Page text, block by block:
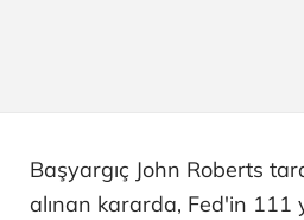
Başyargıç John Roberts
alınan kararda, Fed'in 111